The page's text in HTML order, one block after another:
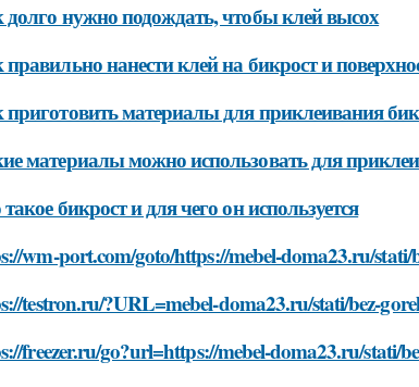
нужно подождать, чтобы клей высох
нанести клей на бикрост и
материалы для приклеивания
материалы можно использовать для
бикрост и для чего он используется
wm-port.com/goto/https://mebel-doma23.ru/
testron.ru/?URL=mebel-doma23.ru/stati/bez-
freezer.ru/go?url=https://mebel-doma23.ru/stati/